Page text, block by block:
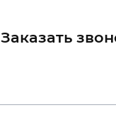
Заказать